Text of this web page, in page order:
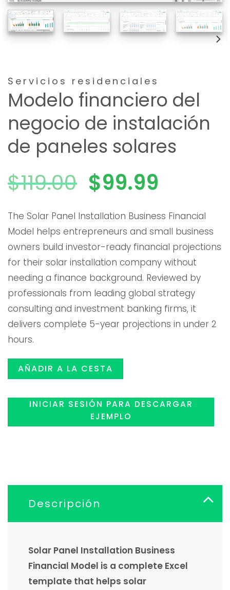
Servicios residenciales
Modelo financiero del
negocio de instalación
de paneles solares
$119.00 El
precio
original
era:
$119.00.
$99.99
precio
actual
es:
The Solar Panel Installation Business Financial
Model helps entrepreneurs and small business
owners build investor-ready financial projections
for their solar installation company without
needing a finance background. Reviewed by
professionals from leading global strategy
consulting and investment banking firms, it
delivers complete 5-year projections in under 2
hours.
AÑADIR A LA CESTA
INICIAR SESIÓN PARA DESCARGAR
EJEMPLO
Descripción
Solar Panel Installation Business
Financial Model is a complete Excel
template that helps solar